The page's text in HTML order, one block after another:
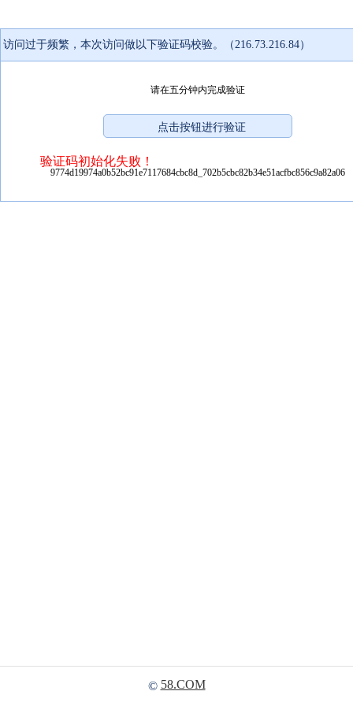
访问过于频繁，本次访问做以下验证码校验。（216.73.216.84）
请在五分钟内完成验证
验证码初始化失败！
9774d19974a0b52bc91e7117684cbc8d_702b5cbc82b34e51acfbc856c9a82a06
© 58.COM